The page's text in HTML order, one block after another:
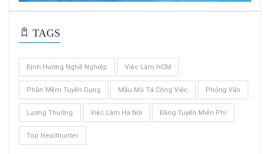
TAGS
Định Hướng Nghề Nghiệp Việc Làm HCM
Phần Mềm Tuyển Dụng Mẫu Mô Tả Công Việc Phỏng Vấn
Lương Thưởng Việc Làm Hà Nội Đăng Tuyển Miễn Phí
Top Headhunter